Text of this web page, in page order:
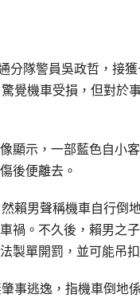
分隊警員吳政哲，接
覺機車受損，但對於
顯示，一部藍色自小
後便離去。
賴男聲稱機車自行倒
禍。不久後，賴男之
製單開罰，並可能吊扣
事逃逸，指機車倒地